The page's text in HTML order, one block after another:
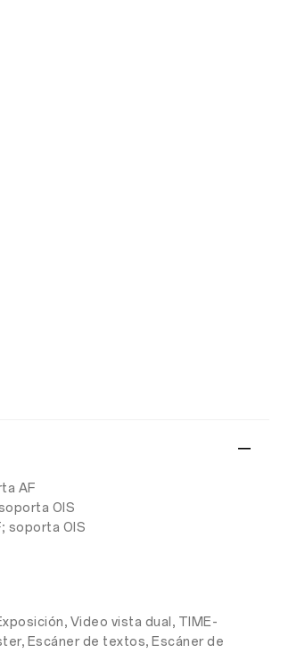
AF
OIS
soporta OIS
Video vista dual, TIME-
Escáner de textos, Escáner de